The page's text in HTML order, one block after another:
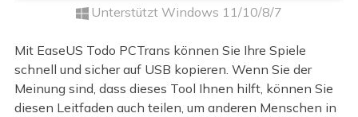
Unterstützt Windows 11/10/8/7
Mit EaseUS Todo PCTrans können Sie Ihre Spiele
schnell und sicher auf USB kopieren. Wenn Sie der
Meinung sind, dass dieses Tool Ihnen hilft, können Sie
diesen Leitfaden auch teilen, um anderen Menschen in